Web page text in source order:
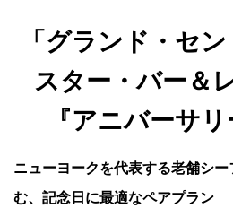
Wedding
IR
「グランド・セ
スター・バー＆
『アニバーサ
ニューヨークを代表する老舗シ
む、記念日に最適なペアプラン